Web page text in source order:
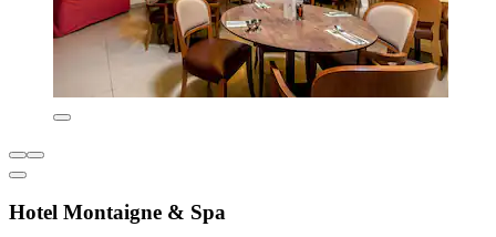
Hotel Montaigne & Spa